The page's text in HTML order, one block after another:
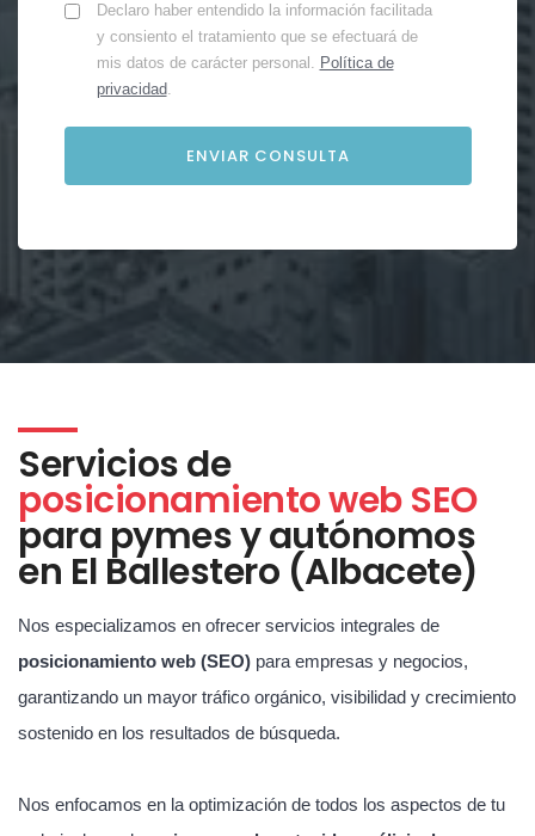
Declaro haber entendido la información facilitada
y consiento el tratamiento que se efectuará de
mis datos de carácter personal. Política de
privacidad.
Servicios de
posicionamiento web SEO
para pymes y autónomos
en El Ballestero (Albacete)
Nos especializamos en ofrecer servicios integrales de
posicionamiento web (SEO) para empresas y negocios,
garantizando un mayor tráfico orgánico, visibilidad y crecimiento
sostenido en los resultados de búsqueda.
Nos enfocamos en la optimización de todos los aspectos de tu